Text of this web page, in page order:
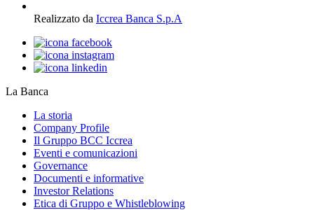
Realizzato da Iccrea Banca S.p.A
La Banca
La storia
Company Profile
Il Gruppo BCC Iccrea
Eventi e comunicazioni
Governance
Documenti e informative
Investor Relations
Etica di Gruppo e Whistleblowing